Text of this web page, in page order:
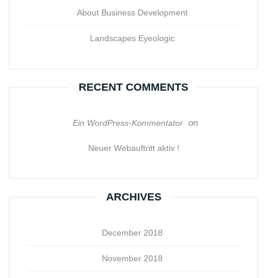
About Business Development
Landscapes Eyeologic
RECENT COMMENTS
Ein WordPress-Kommentator on
Neuer Webauftritt aktiv !
ARCHIVES
December 2018
November 2018